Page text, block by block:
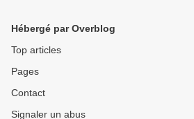
Hébergé par Overblog
Top articles
Pages
Contact
Signaler un abus